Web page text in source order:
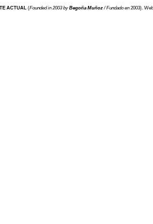
ACTUAL(Founded in 2003 byBegoña Muñoz/ Fundado en2003).